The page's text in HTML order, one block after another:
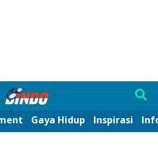
Gaya Hidup Inspirasi